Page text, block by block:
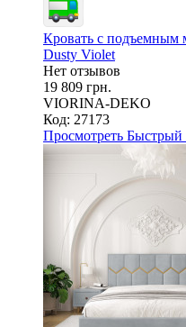
Кровать с подъемным
Dusty Violet
Нет отзывов
19 809 грн.
VIORINA-DEKO
Код: 27173
Просмотреть Быстрый